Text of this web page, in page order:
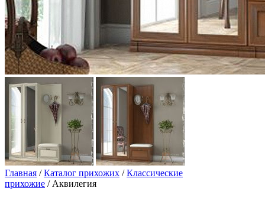
Главная /Каталог прихожих /Классические
прихожие / Аквилегия